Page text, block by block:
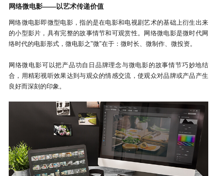
网络微电影——以艺术传递价值
网络微电影即微型电影，指的是在电影和电视剧艺术的基础上衍生出来
的小型影片，具有完整的故事情节和可观赏性。网络微电影是微时代网
络时代的电影形式，微电影之"微"在于：微时长、微制作、微投资。
网络微电影可以把产品功自日品牌理念与微电影的故事情节巧妙地结
合，用精彩视听效果达到与观众的情感交流，使观众对品牌或产品产生
良好而深刻的印象。